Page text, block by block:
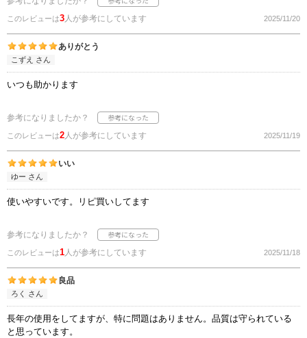
このレビューは3人が参考にしています 2025/11/20
ありがとう
こずえ さん
いつも助かります
参考になりましたか？
このレビューは2人が参考にしています 2025/11/19
いい
ゆー さん
使いやすいです。リピ買いしてます
参考になりましたか？
このレビューは1人が参考にしています 2025/11/18
良品
ろく さん
長年の使用をしてますが、特に問題はありません。品質は守られている
と思っています。